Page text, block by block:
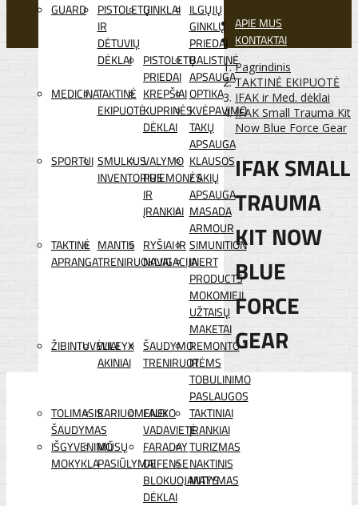
GUARD
PISTOLETŲ
IR
DĖTUVIŲ
DĖKLAI
GINKLAI ILGŲJŲ
GINKLŲ
PRIEDAI
PISTOLETŲ
PRIEDAI
BALISTINĖ
APSAUGA
MEDICINATAKTINĖ
EKIPUOTĖ
KREPŠIAI
KUPRINĖS
DĖKLAI
OPTIKA
KVĖPAVIMO
TAKŲ
APSAUGA
SPORTUI SMULKUS
INVENTORIUS
VALYMO
PRIEMONĖS
IR
ĮRANKIAI
KLAUSOS
/ AKIŲ
APSAUGA
MASADA
ARMOUR
TAKTINĖ
APRANGA
MANTIS
TRENIRUOKLIAI
RYŠIAI IR
NAVIGACIJA
SIMUNITION
INERT
PRODUCTS
MOKOMIEJI
UŽTAISŲ
MAKETAI
ŽIBINTUVĖLIAI
WILEYX
AKINIAI
ŠAUDYMO
TRENIRUOTĖMS
REMONTO
IR
TOBULINIMO
PASLAUGOS
TOLIMASIS
ŠAUDYMAS
KARIUOMENEI
LAUKO
VADAVIETĖ
TAKTINIAI
ĮRANKIAI
IŠGYVENIMO
MOKYKLA
MŪSŲ
PASIŪLYMAI
FARADAY
DEFENSE
BLOKUOJANTYS
DĖKLAI
TURIZMAS
NAKTINIS
MATYMAS
APIE MUS
KONTAKTAI
Pagrindinis
TAKTINĖ EKIPUOTĖ
IFAK ir Med. dėklai
IFAK Small Trauma Kit
Now Blue Force Gear
IFAK SMALL
TRAUMA
KIT NOW
BLUE
FORCE
GEAR